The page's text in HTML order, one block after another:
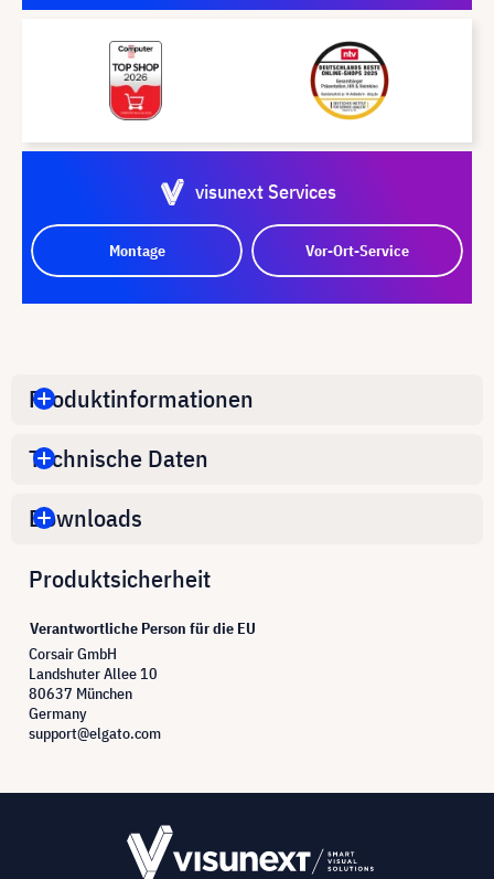
visunext Services
Montage Vor-Ort-Service
Produktinformationen
Technische Daten
Downloads
Produktsicherheit
Verantwortliche Person für die EU
Corsair GmbH
Landshuter Allee 10
80637 München
Germany
support@elgato.com